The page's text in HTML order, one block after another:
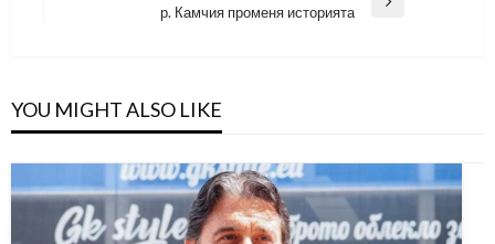
р. Камчия променя историята
YOU MIGHT ALSO LIKE